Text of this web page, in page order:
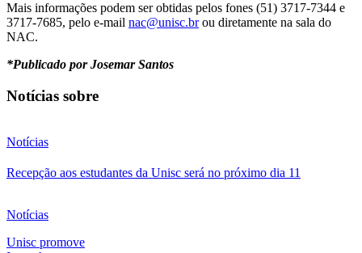
Mais informações podem ser obtidas pelos fones (51) 3717-7344 e
3717-7685, pelo e-mail nac@unisc.brou diretamente na sala do
NAC.
*Publicado por Josemar Santos
Notícias sobre
Notícias
Recepção aos estudantes da Unisc será no próximo dia 11
Notícias
Unisc promove